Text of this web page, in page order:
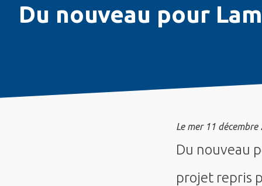
Du nouveau pour
Le mer 11 décembre
Du nouveau
projet repris